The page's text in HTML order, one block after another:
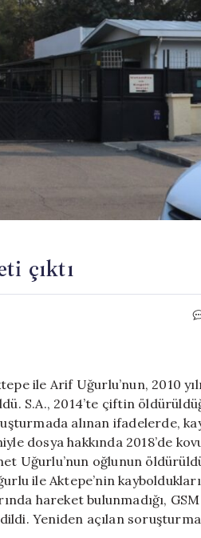
çıktı
ile Arif Uğurlu’nun, 2010
S.A., 2014’te çiftin
alınan ifadelerde,
dosya hakkında 2018’de
Uğurlu’nun oğlunun
ile Aktepe’nin
hareket bulunmadığı,
Yeniden açılan